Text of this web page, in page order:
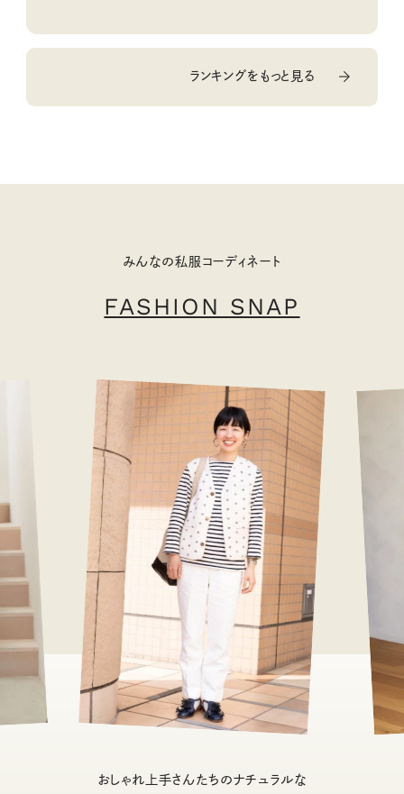
ランキングをもっと見る
みんなの私服コーディネート
FASHION SNAP
おしゃれ上手さんたちのナチュラルな